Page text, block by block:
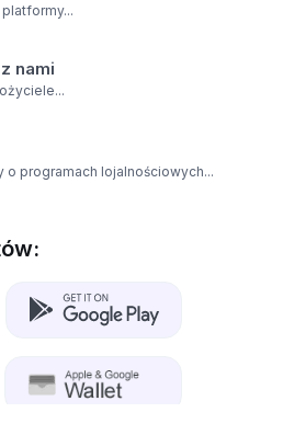
nami
o programach lojalnościowych...